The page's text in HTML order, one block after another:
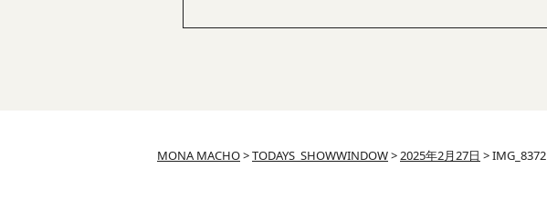
MONA MACHO>TODAYS_SHOWWINDOW>2025年2月27日 >IMG_8372